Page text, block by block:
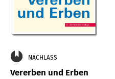
NACHLASS
Vererben und Erben